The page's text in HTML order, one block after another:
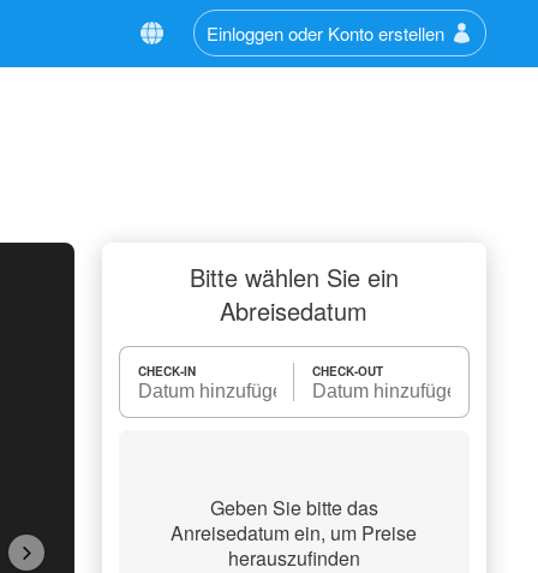
Einloggen oder Konto erstellen
Bitte wählen Sie ein
Abreisedatum
CHECK-IN CHECK-OUT
Geben Sie bitte das
Anreisedatum ein, um Preise
herauszufinden